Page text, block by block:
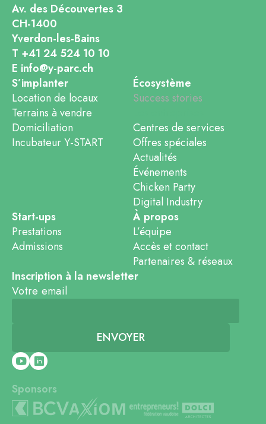
Av. des Découvertes 3
CH-1400
Yverdon-les-Bains
T +41 24 524 10 10
E info@y-parc.ch
S’implanter
Location de locaux
Terrains à vendre
Domiciliation
Incubateur Y-START
Écosystème
Success stories
Centres de services
Offres spéciales
Actualités
Événements
Chicken Party
Digital Industry
Start-ups
Prestations
Admissions
À propos
L’équipe
Accès et contact
Partenaires & réseaux
Inscription à la newsletter
Votre email
Sponsors